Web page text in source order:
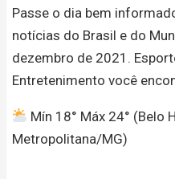
Passe o dia bem
notícias do Brasil e do
dezembro de 2021.
Entretenimento você
Mín 18° Máx 24° (Belo
Metropolitana/MG)